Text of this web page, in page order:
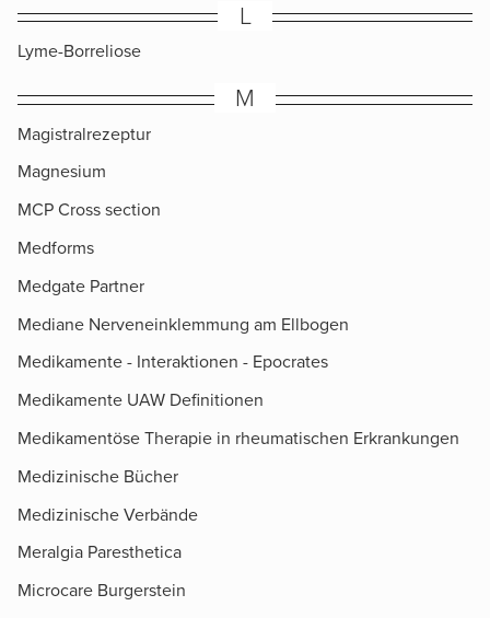
L
Lyme-Borreliose
M
Magistralrezeptur
Magnesium
MCP Cross section
Medforms
Medgate Partner
Mediane Nerveneinklemmung am Ellbogen
Medikamente - Interaktionen - Epocrates
Medikamente UAW Definitionen
Medikamentöse Therapie in rheumatischen Erkrankungen
Medizinische Bücher
Medizinische Verbände
Meralgia Paresthetica
Microcare Burgerstein